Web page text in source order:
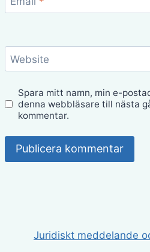
Website
Spara mitt namn, min e-
denna webbläsare till nästa
kommentar.
Juridiskt meddelande